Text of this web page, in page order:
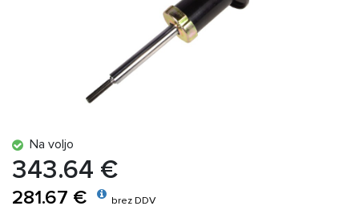
Na voljo
343.64 €
281.67 € brez DDV